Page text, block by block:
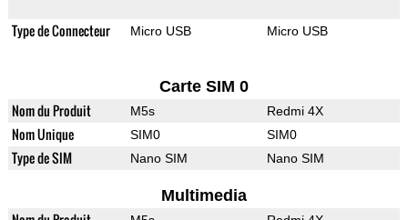
Type de Connecteur Micro USB Micro USB
Carte SIM 0
Nom du Produit M5s Redmi 4X
Nom Unique SIM0 SIM0
Type de SIM Nano SIM Nano SIM
Multimedia